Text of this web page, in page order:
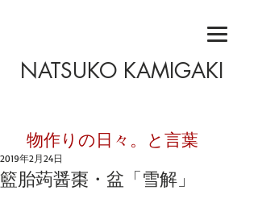
NATSUKO KAMIGAKI
​物作りの日々。と言葉
籃胎蒟醤棗・盆「雪解」
2019年2月24日